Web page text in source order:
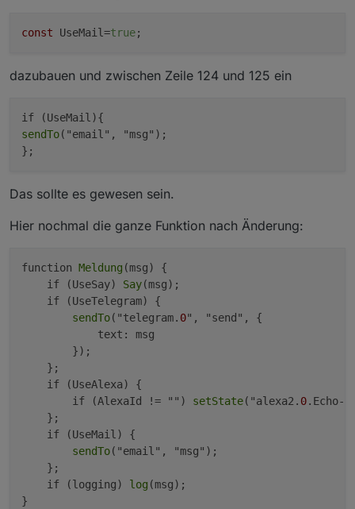
sendTo("email", "Badfenster wurde
  {
  }
const UseMail=true
dazubauen und zwischen Zeile 124 und 125 ein
sendTo("email", "msg");
Das sollte es gewesen sein.
Hier nochmal die ganze Funktion nach Änderung:
function Meldung (msg) {
    if (UseSay)
Say(msg);
    if (UseTelegram) {
sendTo("telegram. 0", "send", {
            text: msg
        });
    };
    if (UseAlexa) {
        if (AlexaId != "")
setState("alexa2. 0.Echo-
    };
    if (UseMail) {
sendTo("email", "msg");
    };
    if (logging)
log (msg);
}